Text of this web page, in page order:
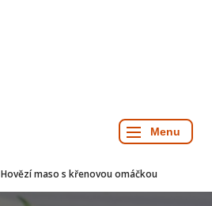
Hovězí maso s křenovou omáčkou